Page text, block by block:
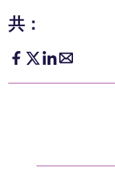
共：